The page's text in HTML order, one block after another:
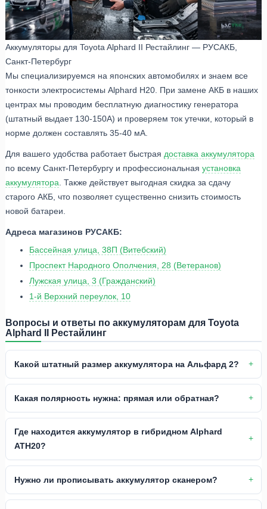
Аккумуляторы для Toyota Alphard II Рестайлинг — РУСАКБ,
Санкт-Петербург
Мы специализируемся на японских автомобилях и знаем все
тонкости электросистемы Alphard H20. При замене АКБ в наших
центрах мы проводим бесплатную диагностику генератора
(штатный выдает 130-150А) и проверяем ток утечки, который в
норме должен составлять 35-40 мА.
Для вашего удобства работает быстрая доставка аккумулятора
по всему Санкт-Петербургу и профессиональная установка
аккумулятора . Также действует выгодная скидка за сдачу
старого АКБ, что позволяет существенно снизить стоимость
новой батареи.
Адреса магазинов РУСАКБ:
Бассейная улица, 38П (Витебский)
Проспект Народного Ополчения, 28 (Ветеранов)
Лужская улица, 3 (Гражданский)
1-й Верхний переулок, 10
Вопросы и ответы по аккумуляторам для Toyota
Alphard II Рестайлинг
Какой штатный размер аккумулятора на Альфард 2?
Какая полярность нужна: прямая или обратная?
Где находится аккумулятор в гибридном Alphard
ATH20?
Нужно ли прописывать аккумулятор сканером?